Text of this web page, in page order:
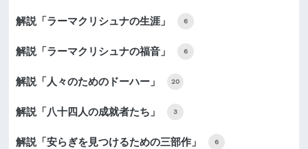
解説「ラーマクリシュナの生涯」 6
解説「ラーマクリシュナの福音」 6
解説「人々のためのドーハー」 20
解説「八十四人の成就者たち」 3
解説「安らぎを見つけるための三部作」 6